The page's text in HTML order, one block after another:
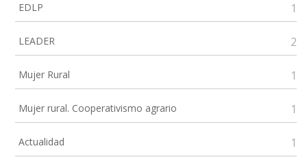
EDLP 1
LEADER 2
Mujer Rural 1
Mujer rural. Cooperativismo agrario 1
Actualidad 1